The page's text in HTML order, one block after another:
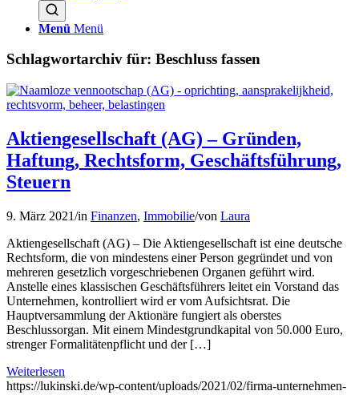
Menü Menü
Schlagwortarchiv für: Beschluss fassen
Aktiengesellschaft (AG) – Gründen,
Haftung, Rechtsform, Geschäftsführung,
Steuern
9. März 2021/in Finanzen, Immobilie/von Laura
Aktiengesellschaft (AG) – Die Aktiengesellschaft ist eine deutsche
Rechtsform, die von mindestens einer Person gegründet und von
mehreren gesetzlich vorgeschriebenen Organen geführt wird.
Anstelle eines klassischen Geschäftsführers leitet ein Vorstand das
Unternehmen, kontrolliert wird er vom Aufsichtsrat. Die
Hauptversammlung der Aktionäre fungiert als oberstes
Beschlussorgan. Mit einem Mindestgrundkapital von 50.000 Euro,
strenger Formalitätenpflicht und der […]
Weiterlesen
https://lukinski.de/wp-content/uploads/2021/02/firma-unternehmen-